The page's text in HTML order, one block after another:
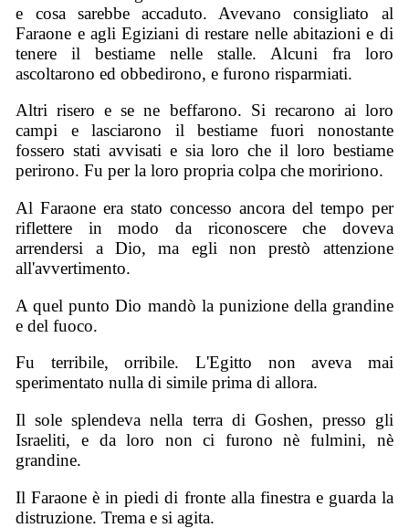
e cosa sarebbe accaduto. Avevano consigliato al
Faraone e agli Egiziani di restare nelle abitazioni e di
tenere il bestiame nelle stalle. Alcuni fra loro
ascoltarono ed obbedirono, e furono risparmiati.
Altri risero e se ne beffarono. Si recarono ai loro
campi e lasciarono il bestiame fuori nonostante
fossero stati avvisati e sia loro che il loro bestiame
perirono. Fu per la loro propria colpa che moririono.
Al Faraone era stato concesso ancora del tempo per
riflettere in modo da riconoscere che doveva
arrendersi a Dio, ma egli non prestò attenzione
all'avvertimento.
A quel punto Dio mandò la punizione della grandine
e del fuoco.
Fu terribile, orribile. L'Egitto non aveva mai
sperimentato nulla di simile prima di allora.
Ilsole splendeva nella terra di Goshen, presso gli
Israeliti, e da loro non ci furono nè fulmini, nè
grandine.
Il Faraone è in piedi di fronte alla finestra e guarda la
distruzione. Trema e si agita.